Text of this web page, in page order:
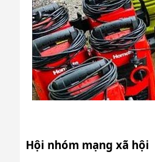
Hội nhóm mạng xã hội